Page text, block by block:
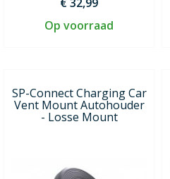
Op voorraad
SP-Connect Charging Car
Vent Mount Autohouder
- Losse Mount